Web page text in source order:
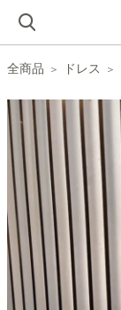
全商品 ドレス